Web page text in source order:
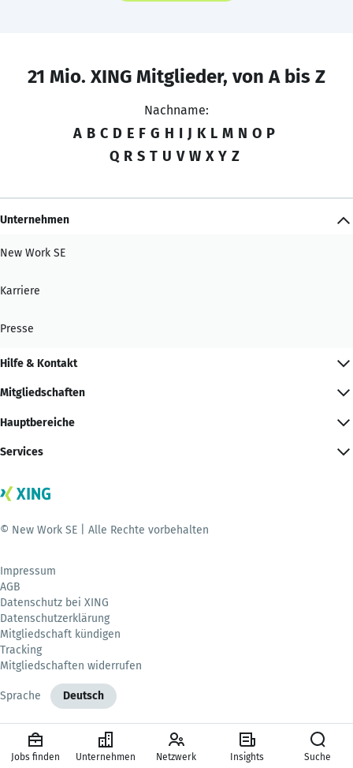
21 Mio. XING Mitglieder, von A bis Z
Nachname:
A B C D E F G H I J K L M N O P
Q R S T U V W X Y Z
Unternehmen
New Work SE
Karriere
Presse
Hilfe & Kontakt
Mitgliedschaften
Hauptbereiche
Services
© New Work SE | Alle Rechte vorbehalten
Impressum
AGB
Datenschutz bei XING
Datenschutzerklärung
Mitgliedschaft kündigen
Tracking
Mitgliedschaften widerrufen
Sprache Deutsch
Jobs finden Unternehmen Netzwerk Insights Suche